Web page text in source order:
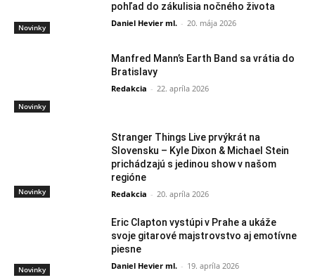
Novinky
pohľad do zákulisia nočného života
Daniel Hevier ml. - 20. mája 2026
Novinky
Manfred Mann’s Earth Band sa vrátia do
Bratislavy
Redakcia - 22. apríla 2026
Novinky
Stranger Things Live prvýkrát na
Slovensku – Kyle Dixon & Michael Stein
prichádzajú s jedinou show v našom
regióne
Redakcia - 20. apríla 2026
Novinky
Eric Clapton vystúpi v Prahe a ukáže
svoje gitarové majstrovstvo aj emotívne
piesne
Daniel Hevier ml. - 19. apríla 2026